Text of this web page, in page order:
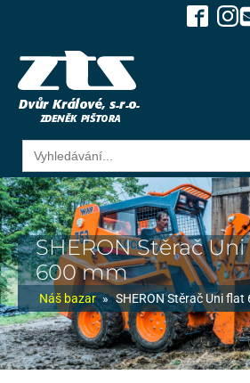
Search
for:
SHERON Stěrač
600 mm
Náš bazar » SHERON Stěrač Uni flat